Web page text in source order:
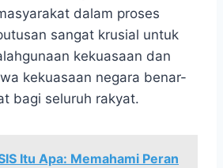
dalam proses
sangat krusial untuk
kekuasaan dan
kekuasaan negara benar-
bagi seluruh rakyat.
Itu Apa: Memahami Peran